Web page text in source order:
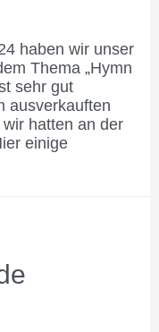
haben wir unser
Thema „Hymn
sehr gut
ausverkauften
hatten an der
einige